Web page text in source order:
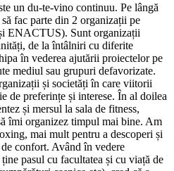
un du-te-vino continuu. Pe lângă
fac parte din 2 organizații pe
ENACTUS). Sunt organizații
de la întâlniri cu diferite
în vederea ajutării proiectelor pe
mediul sau grupuri defavorizate.
și societăți în care viitorii
de preferințe și interese. În al doilea
și mersul la sala de fitness,
îmi organizez timpul mai bine. Am
mai mult pentru a descoperi și
confort. Având în vedere
pasul cu facultatea și cu viață de